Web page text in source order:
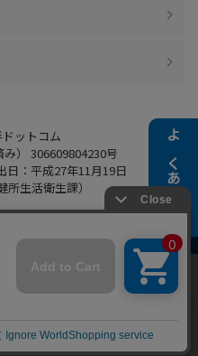
よくある質問
ットコム
） 306609804230号
：平成27年11月19日
所生活衛生課）
Partners Co., Ltd.
良いサービス
しています。
クッキーの使
同意する